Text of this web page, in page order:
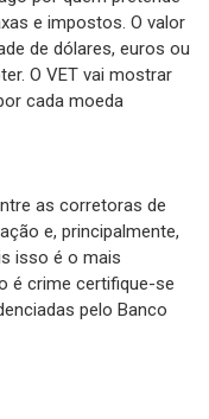
e impostos. O valor
de dólares, euros ou
O VET vai mostrar
cada moeda
as corretoras de
e, principalmente,
isso é o mais
é crime certifique-se
pelo Banco